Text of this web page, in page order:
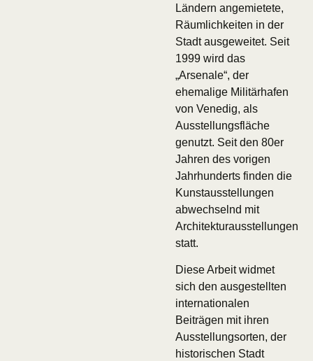
Ländern angemietete,
Räumlichkeiten in der
Stadt ausgeweitet. Seit
1999 wird das
„Arsenale“, der
ehemalige Militärhafen
von Venedig, als
Ausstellungsfläche
genutzt. Seit den 80er
Jahren des vorigen
Jahrhunderts finden die
Kunstausstellungen
abwechselnd mit
Architekturausstellungen
statt.
Diese Arbeit widmet
sich den ausgestellten
internationalen
Beiträgen mit ihren
Ausstellungsorten, der
historischen Stadt